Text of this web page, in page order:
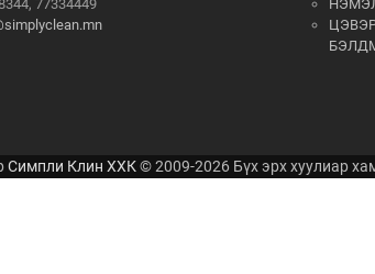
77334449
Симпли Клин ХХК© 2009-2026 Бүх эрх хуулиар